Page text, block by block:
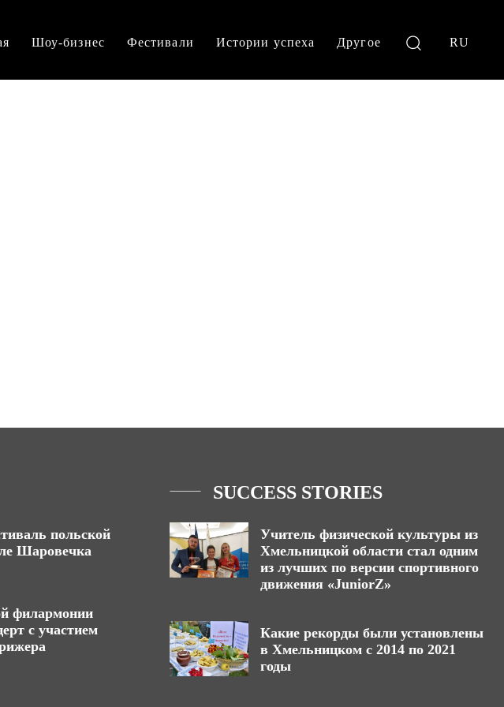
Шоу-бизнес Фестивали Истории успеха Другое RU
польской
Шаровечка
филармонии
с участием
SUCCESS STORIES
Учитель физической культуры из
Хмельницкой области стал одним
из лучших по версии спортивного
движения «JuniorZ»
Какие рекорды были установлены
в Хмельницком с 2014 по 2021
годы